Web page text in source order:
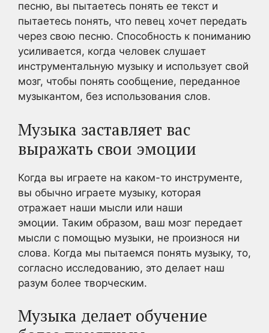
песню, вы пытаетесь понять ее текст и
пытаетесь понять, что певец хочет передать
через свою песню. Способность к пониманию
усиливается, когда человек слушает
инструментальную музыку и использует свой
мозг, чтобы понять сообщение, переданное
музыкантом, без использования слов.
Музыка заставляет вас
выражать свои эмоции
Когда вы играете на каком-то инструменте,
вы обычно играете музыку, которая
отражает наши мысли или наши
эмоции. Таким образом, ваш мозг передает
мысли с помощью музыки, не произнося ни
слова. Когда мы пытаемся понять музыку, то,
согласно исследованию, это делает наш
разум более творческим.
Музыка делает обучение